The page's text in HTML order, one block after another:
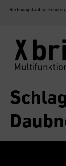
Rechnungskauf für